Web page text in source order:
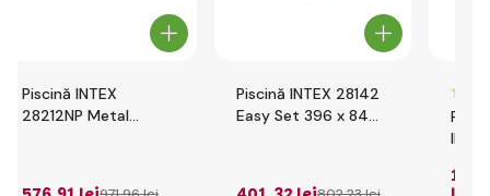
Piscină INTEX
28212NP Metal
Piscină INTEX 28142
Easy Set 396 x 84
cu
1